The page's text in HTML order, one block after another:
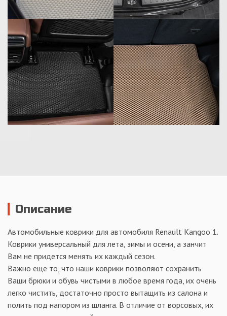
Описание
Автомобильные коврики для автомобиля Renault Kangoo 1.
Коврики универсальный для лета, зимы и осени, а занчит
Вам не придется менять их каждый сезон.
Важно еще то, что наши коврики позволяют сохранить
Ваши брюки и обувь чистыми в любое время года, их очень
легко чистить, достаточно просто вытащить из салона и
полить под напором из шланга. В отличие от ворсовых, их